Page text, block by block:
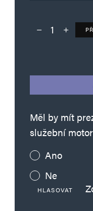
Deník TO – verze
Měl by mít
služební
Ano
Ne
HLASOVAT